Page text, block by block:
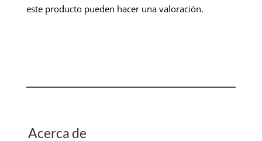
este producto pueden hacer una valoración.
Acerca de